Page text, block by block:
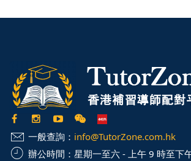
一般查詢： info@TutorZone.com.hk
辦公時間： 星期一至六 - 上午 9 時至下